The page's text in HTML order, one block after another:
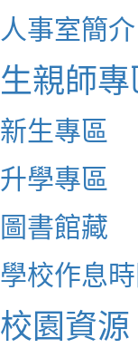
人事室簡介
生親師專
新生專區
升學專區
圖書館藏
學校作息
校園資源